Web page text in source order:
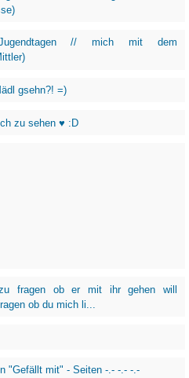
// mich mit dem
gsehn?! =)
zu sehen ♥ :D
fragen ob er mit ihr gehen will
ob du mich li...
"Gefällt mit" - Seiten -.- -.- -.-